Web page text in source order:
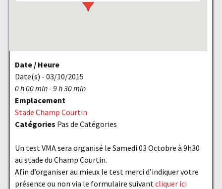
Date / Heure
Date(s) - 03/10/2015
0 h 00 min - 9 h 30 min
Emplacement
Stade Champ Courtin
Catégories Pas de Catégories
Un test VMA sera organisé le Samedi 03 Octobre à 9h30
au stade du Champ Courtin.
Afin d’organiser au mieux le test merci d’indiquer votre
présence ou non via le formulaire suivantcliquer ici